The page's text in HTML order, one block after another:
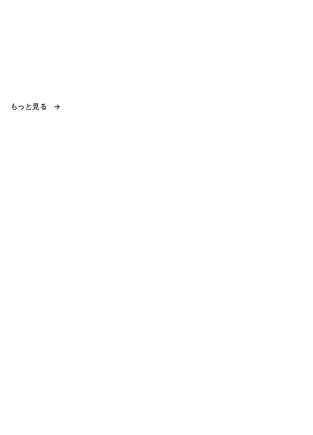
もっと見る